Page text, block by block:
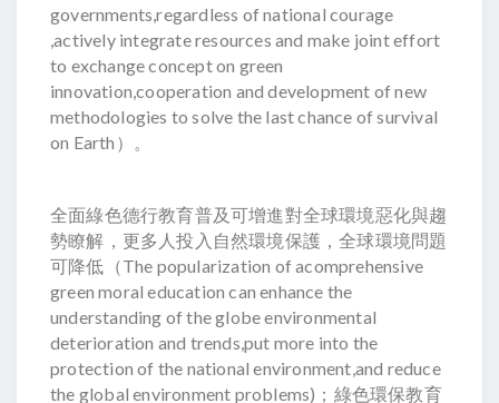
governments,regardless of national courage
,actively integrate resources and make joint effort
to exchange concept on green
innovation,cooperation and development of new
methodologies to solve the last chance of survival
on Earth）。
全面綠色德行教育普及可增進對全球環境惡化與趨
勢瞭解，更多人投入自然環境保護，全球環境問題
可降低（The popularization of acomprehensive
green moral education can enhance the
understanding of the globe environmental
deterioration and trends,put more into the
protection of the national environment,and reduce
the global environment problems)；綠色環保教育